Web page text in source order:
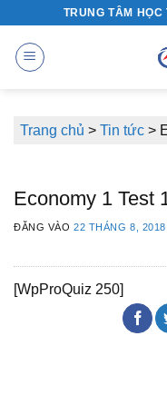
nội
TRUNG TÂM
Trang chủ > Tin tức >
Economy 1 Test
ĐĂNG VÀO22 THÁNG 8, 2018
[WpProQuiz 250]